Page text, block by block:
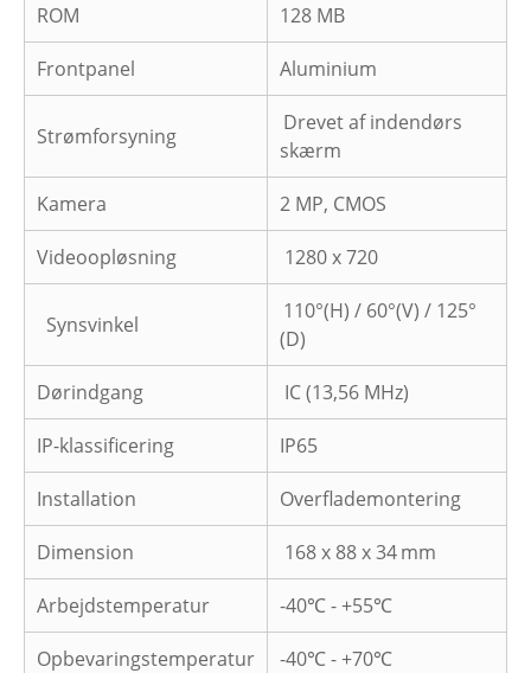
ROM 128 MB
Frontpanel Aluminium
Strømforsyning
Drevet af indendørs
skærm
Kamera 2 MP, CMOS
Videoopløsning 1280 x 720
Synsvinkel
110°(H) / 60°(V) / 125°
(D)
Dørindgang IC (13,56 MHz)
IP-klassificering IP65
Installation Overflademontering
Dimension 168 x 88 x 34mm
Arbejdstemperatur -40℃ - +55℃
Opbevaringstemperatur -40℃ - +70℃